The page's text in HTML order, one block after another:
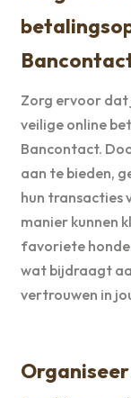
Zorg ervoor dat
veilige online
Bancontact.
aan te bieden,
hun transacties
manier kunnen
favoriete
wat bijdraagt
vertrouwen in